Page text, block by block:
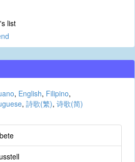
list
, English, Filipino,
, 詩歌(繁), 诗歌(简)